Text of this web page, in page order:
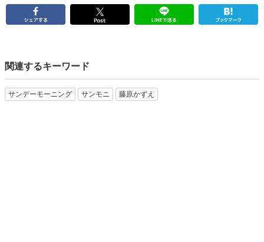
関連するキーワード
サンデーモーニング サンモニ 藤原かずえ